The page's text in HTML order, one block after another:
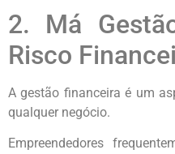
2. Má
Risco
A gestão financeira é um
qualquer negócio.
Empreendedores